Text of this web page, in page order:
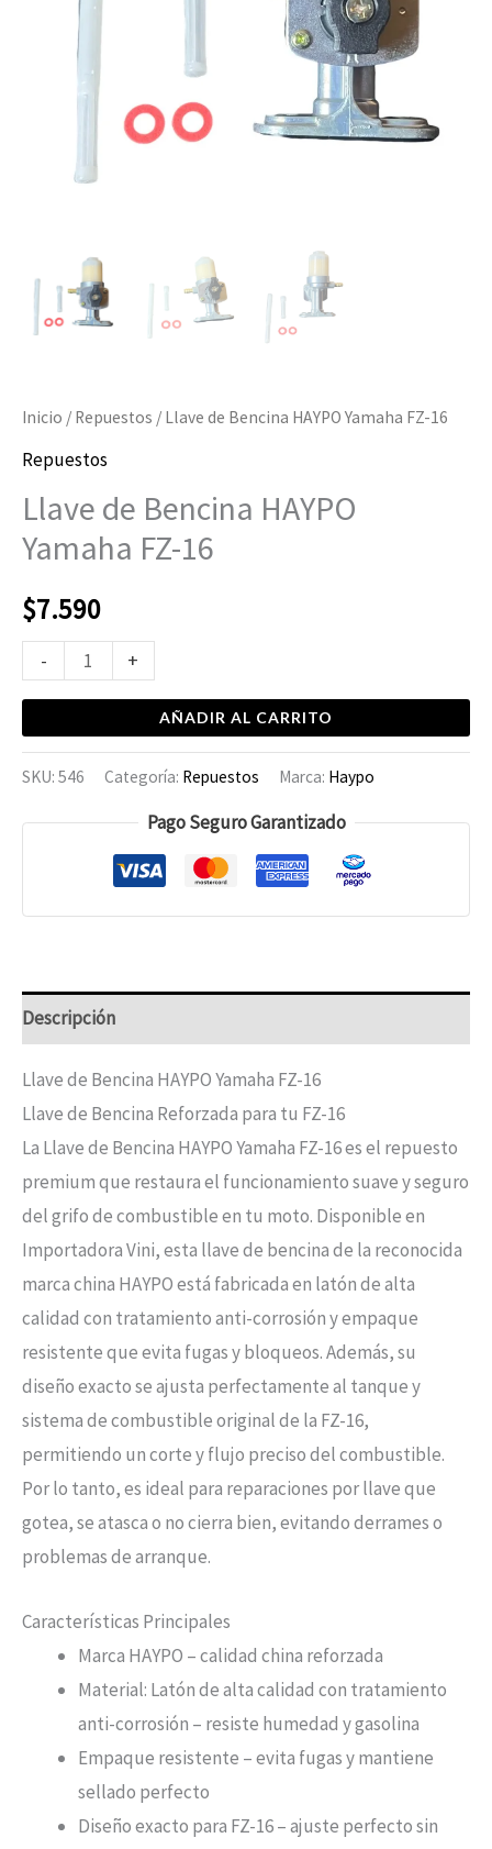
Inicio / Repuestos / Llave de Bencina HAYPO Yamaha FZ-16
Repuestos
Llave de Bencina HAYPO
Yamaha FZ-16
$7.590
-
cantidad
+
AÑADIR AL CARRITO
SKU: 546 Categoría: Repuestos Marca: Haypo
Pago Seguro Garantizado
Descripción
Llave de Bencina HAYPO Yamaha FZ-16
Llave de Bencina Reforzada para tu FZ-16
La Llave de Bencina HAYPO Yamaha FZ-16 es el repuesto
premium que restaura el funcionamiento suave y seguro
del grifo de combustible en tu moto. Disponible en
Importadora Vini, esta llave de bencina de la reconocida
marca china HAYPO está fabricada en latón de alta
calidad con tratamiento anti-corrosión y empaque
resistente que evita fugas y bloqueos. Además, su
diseño exacto se ajusta perfectamente al tanque y
sistema de combustible original de la FZ-16,
permitiendo un corte y flujo preciso del combustible.
Por lo tanto, es ideal para reparaciones por llave que
gotea, se atasca o no cierra bien, evitando derrames o
problemas de arranque.
Características Principales
Marca HAYPO – calidad china reforzada
Material: Latón de alta calidad con tratamiento
anti-corrosión – resiste humedad y gasolina
Empaque resistente – evita fugas y mantiene
sellado perfecto
Diseño exacto para FZ-16 – ajuste perfecto sin